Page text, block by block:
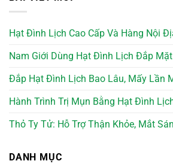
Hạt Đình Lịch Cao Cấp Và Hàng Nội
Nam Giới Dùng Hạt Đình Lịch Đắp
Đắp Hạt Đình Lịch Bao Lâu, Mấy Lần
Hành Trình Trị Mụn Bằng Hạt Đình
Thỏ Ty Tử: Hỗ Trợ Thận Khỏe, Mắt
DANH MỤC